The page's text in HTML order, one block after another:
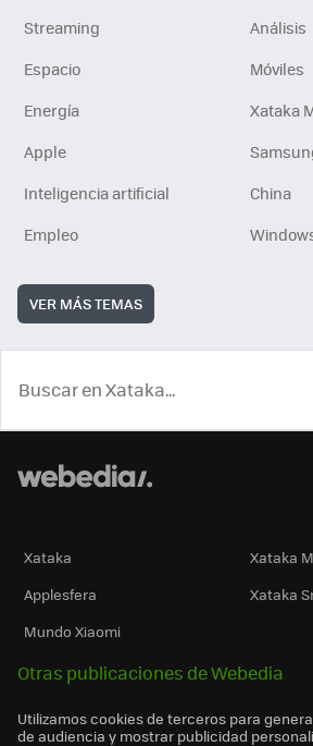
Streaming
Análisis
Espacio
Móviles
Energía
Xataka
Apple
Inteligencia artificial
China
Empleo
VER MÁS TEMAS
Xataka
Xataka
Applesfera
Xataka
Mundo Xiaomi
Otras publicaciones de Webedia
Utilizamos cookies de terceros para
de audiencia y mostrar publicidad